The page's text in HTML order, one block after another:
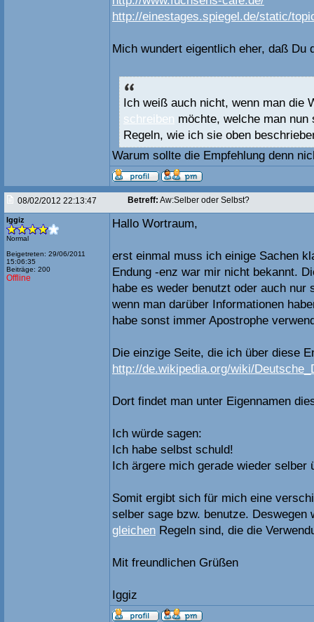
http://einestages.spiegel.de/static/
Mich wundert eigentlich eher, daß
Ich weiß auch nicht, wenn man die
schreiben möchte, welche man
Regeln, wie ich sie oben
Warum sollte die Empfehlung denn
08/02/2012 22:13:47 Betreff: Aw:Selber oder Selbst?
Iggiz
Normal
Beigetreten: 29/06/2011
15:06:35
Beiträge: 200
Offline
Hallo Wortraum,
erst einmal muss ich einige Sachen
Endung -enz war mir nicht bekannt.
habe es weder benutzt oder auch
wenn man darüber Informationen
habe sonst immer Apostrophe
Die einzige Seite, die ich über diese
http://de.wikipedia.org/wiki/
Dort findet man unter Eigennamen
Ich würde sagen:
Ich habe selbst schuld!
Ich ärgere mich gerade wieder selber
Somit ergibt sich für mich eine
selber sage bzw. benutze.
gleichen Regeln sind, die die
Mit freundlichen Grüßen
Iggiz